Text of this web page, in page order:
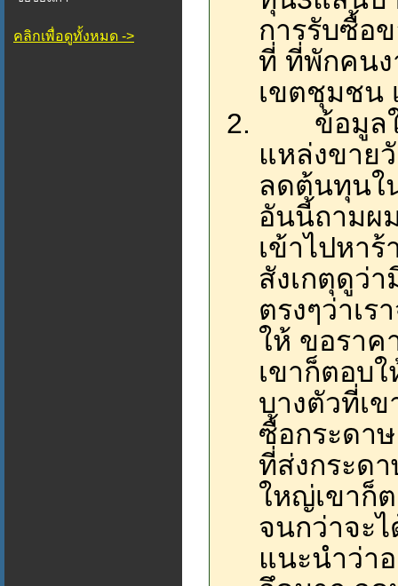
คลิกเพื่อดูทั้งหมด ->
การรับซื้อ
ที่ ที่พักคน
เขตชุมชน
ข้อมูลใน
แหล่งขาย
ลดต้นทุนใ
อันนี้ถามผ
เข้าไปหา
สังเกตุดูว่
ตรงๆว่าเร
ให้ ขอรา
เขาก็ตอบ
บางตัวที่เ
ซื้อกระดา
ที่ส่งกระด
ใหญ่เขาก็
จนกว่าจะ
แนะนำว่า